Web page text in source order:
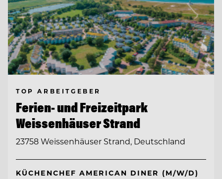
TOP ARBEITGEBER
Ferien- und Freizeitpark
Weissenhäuser Strand
23758 Weissenhäuser Strand, Deutschland
KÜCHENCHEF AMERICAN DINER (M/W/D)